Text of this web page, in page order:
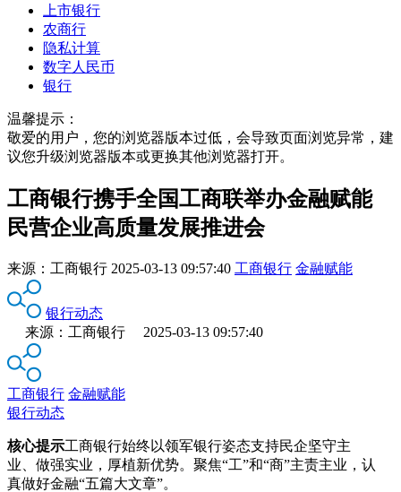
上市银行
农商行
隐私计算
数字人民币
银行
温馨提示：
敬爱的用户，您的浏览器版本过低，会导致页面浏览异常，建
议您升级浏览器版本或更换其他浏览器打开。
工商银行携手全国工商联举办金融赋能
民营企业高质量发展推进会
来源： 工商银行 2025-03-13 09:57:40 工商银行 金融赋能
银行动态
来源：工商银行 2025-03-13 09:57:40
工商银行 金融赋能
银行动态
核心提示工商银行始终以领军银行姿态支持民企坚守主
业、做强实业，厚植新优势。聚焦“工”和“商”主责主业，认
真做好金融“五篇大文章”。